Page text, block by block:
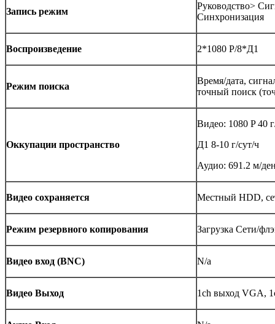
Запись режим
Руководство>
Синхронизация
Воспроизведение 2*1080 P/8*Д1
Режим поиска
Время/дата,
точный поиск
Оккупации пространство
Видео: 1080 P 40
Д1 8-10 г/сут/ч
Аудио: 691.2 м/
Видео сохраняется Местный HDD,
Режим резервного копирования Загрузка Сети/
Видео вход (BNC) N/a
Видео Выход 1ch выход VGA,